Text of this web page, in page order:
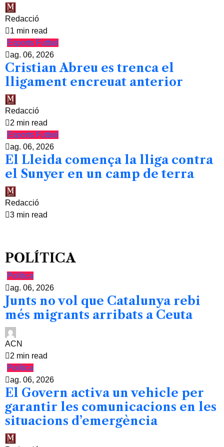
Redacció
1 min read
Esports Futbol
ag. 06, 2026
Cristian Abreu es trenca el
lligament encreuat anterior
Redacció
2 min read
Esports Futbol
ag. 06, 2026
El Lleida comença la lliga contra
el Sunyer en un camp de terra
Redacció
3 min read
POLÍTICA
Política
ag. 06, 2026
Junts no vol que Catalunya rebi
més migrants arribats a Ceuta
ACN
2 min read
Política
ag. 06, 2026
El Govern activa un vehicle per
garantir les comunicacions en les
situacions d’emergència